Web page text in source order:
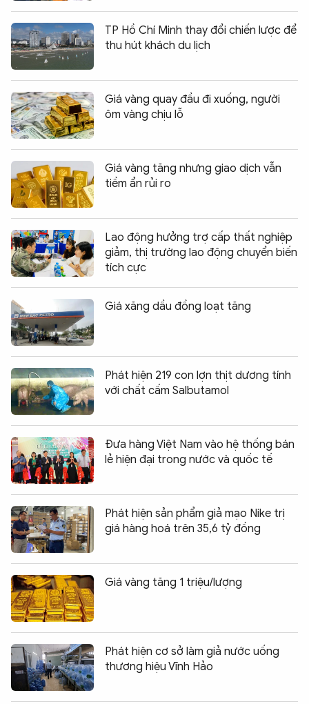
TP Hồ Chí Minh thay đổi chiến lược để
thu hút khách du lịch
Giá vàng quay đầu đi xuống, người
ôm vàng chịu lỗ
Giá vàng tăng nhưng giao dịch vẫn
tiềm ẩn rủi ro
Lao động hưởng trợ cấp thất nghiệp
giảm, thị trường lao động chuyển biến
tích cực
Giá xăng dầu đồng loạt tăng
Phát hiện 219 con lợn thịt dương tính
với chất cấm Salbutamol
Đưa hàng Việt Nam vào hệ thống bán
lẻ hiện đại trong nước và quốc tế
Phát hiện sản phẩm giả mạo Nike trị
giá hàng hoá trên 35,6 tỷ đồng
Giá vàng tăng 1 triệu/lượng
Phát hiện cơ sở làm giả nước uống
thương hiệu Vĩnh Hảo